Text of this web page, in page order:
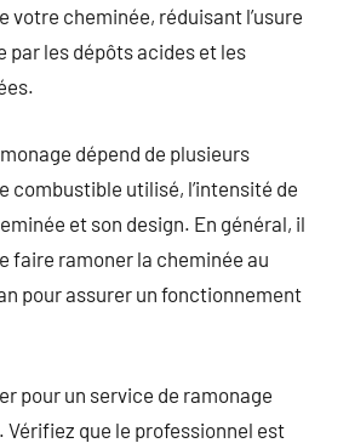
votre cheminée, réduisant l’usure
par les dépôts acides et les
dépend de plusieurs
combustible utilisé, l’intensité de
et son design. En général, il
faire ramoner la cheminée au
pour assurer un fonctionnement
pour un service de ramonage
que le professionnel est